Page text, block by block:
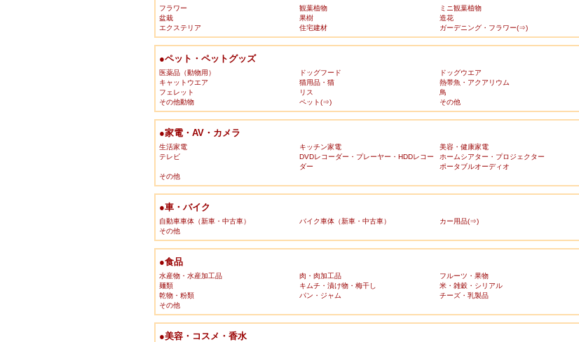
フラワー 観葉植物 ミニ観葉植物
盆栽
果樹 造花
エクステリア
住宅建材 ガーデニング・フラワー(⇒)
●ペット・ペットグッズ
医薬品（動物用） ドッグフード ドッグウエア
キャットウエア
猫用品・猫 熱帯魚・アクアリウム
フェレット
リス 鳥
その他動物
ペット(⇒) その他
●家電・AV・カメラ
生活家電 キッチン家電 美容・健康家電
テレビ
DVDレコーダー・プレーヤー・HDDレコー
ダー
ホームシアター・プロジェクター
ポータブルオーディオ
その他
●車・バイク
自動車車体（新車・中古車） バイク車体（新車・中古車） カー用品(⇒)
その他
●食品
水産物・水産加工品 肉・肉加工品 フルーツ・果物
麺類
キムチ・漬け物・梅干し 米・雑穀・シリアル
乾物・粉類
パン・ジャム チーズ・乳製品
その他
●美容・コスメ・香水